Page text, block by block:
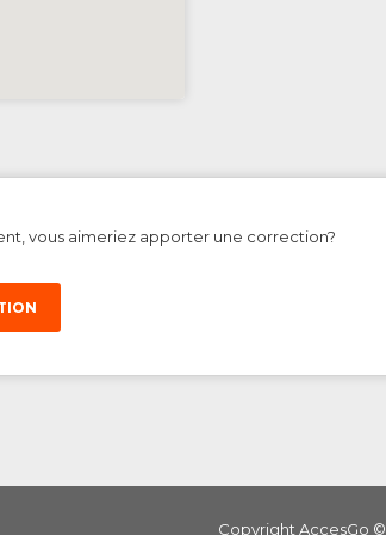
vous aimeriez apporter une correction?
Copyright AccesGo ©